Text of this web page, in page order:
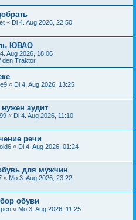
« Di 4. Aug 2026, 22:50
ЮВАО
Aug 2026, 18:06
den Traktor
« Di 4. Aug 2026, 13:25
аудит
« Di 4. Aug 2026, 11:10
речи
« Di 4. Aug 2026, 01:24
для мужчин
« Mo 3. Aug 2026, 23:22
обуви
« Mo 3. Aug 2026, 11:25